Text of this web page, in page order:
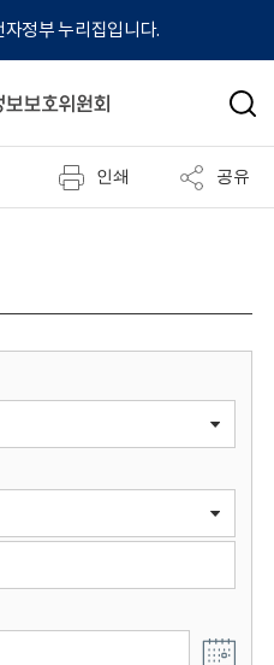
정부 누리집입니다.
검
인쇄 공유